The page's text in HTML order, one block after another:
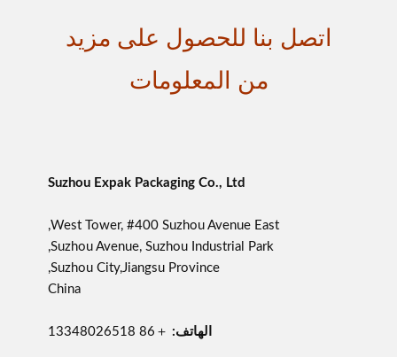
اتصل بنا للحصول على مزيد
من المعلومات
Suzhou Expak Packaging Co., Ltd
West Tower, #400 Suzhou Avenue East,
Suzhou Avenue, Suzhou Industrial Park,
Suzhou City,Jiangsu Province,
China
الهاتف: ＋86 13348026518